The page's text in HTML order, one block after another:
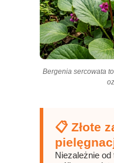
Bergenia sercowata
📋 Złote
Niezależnie